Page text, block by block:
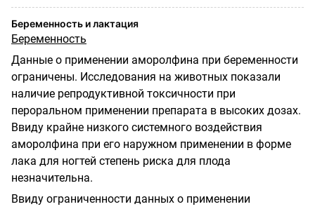
Беременность и лактация
Беременность
Данные о применении аморолфина при беременности
ограничены. Исследования на животных показали
наличие репродуктивной токсичности при
пероральном применении препарата в высоких дозах.
Ввиду крайне низкого системного воздействия
аморолфина при его наружном применении в форме
лака для ногтей степень риска для плода
незначительна.
Ввиду ограниченности данных о применении